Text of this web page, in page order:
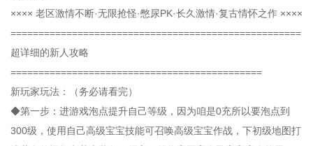
×××× 老区激情不断·无限抢怪·憋尿PK·长久激情·复古情怀之作 ××××
====================================================
超详细的新人攻略
=============================================
新玩家玩法：（务必请看完）
◆第一步：进游戏泡点提升自己等级，因为咱是0充所以要泡点到
300级，使用自己高级宝宝技能可召唤高级宝宝作战，下初级地图打